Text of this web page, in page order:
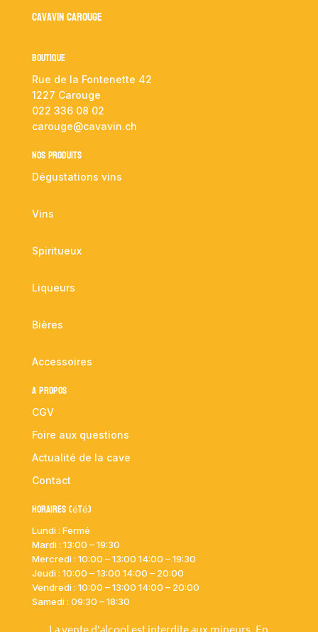
Cavavin Carouge
Boutique
Rue de la Fontenette 42
1227 Carouge
022 336 08 02
carouge@cavavin.ch
NOS PRODUITS
Dégustations vins
Vins
Spiritueux
Liqueurs
Bières
Accessoires
A propos
CGV
Foire aux questions
Actualité de la cave
Contact
Horaires (été)
Lundi : Fermé
Mardi : 13:00 – 19:30
Mercredi : 10:00 – 13:00 14:00 – 19:30
Jeudi : 10:00 – 13:00 14:00 – 20:00
Vendredi : 10:00 – 13:00 14:00 – 20:00
Samedi : 09:30 – 18:30